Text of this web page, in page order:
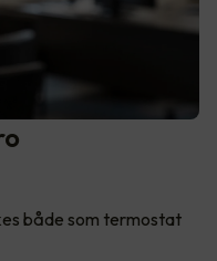
både som termostat